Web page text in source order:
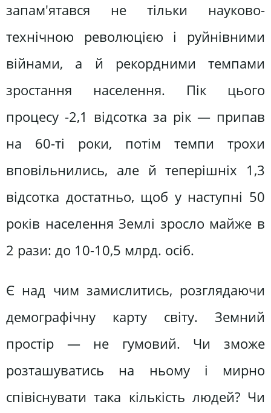
запам'ятався не тільки науково-
технічною революцією і руйнівними
війнами, а й рекордними темпами
зростання населення. Пік цього
процесу -2,1 відсотка за рік — припав
на 60-ті роки, потім темпи трохи
вповільнились, але й теперішніх 1,3
відсотка достатньо, щоб у наступні 50
років населення Землі зросло майже в
2 рази: до 10-10,5 млрд. осіб.
Є над чим замислитись, розглядаючи
демографічну карту світу. Земний
простір — не гумовий. Чи зможе
розташуватись на ньому і мирно
співіснувати така кількість людей? Чи